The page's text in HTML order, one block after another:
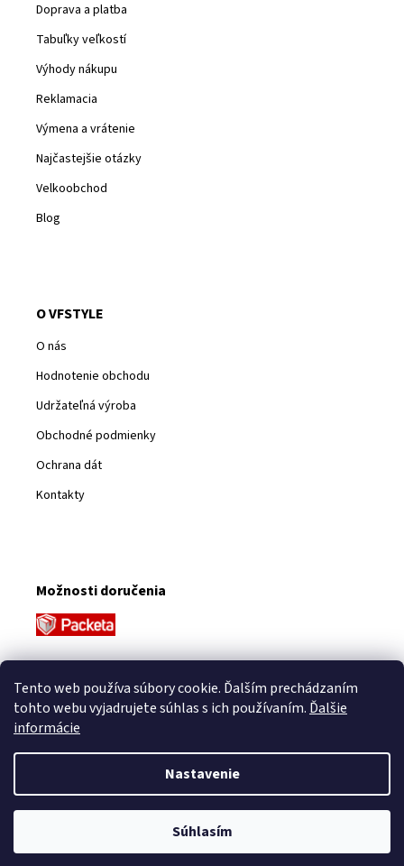
Tento web používa súbory cookie. Ďalším prechádzaním
tohto webu vyjadrujete súhlas s ich používaním. Ďalšie
informácie
Nastavenie
Súhlasím
Doprava a platba
Tabuľky veľkostí
Výhody nákupu
Reklamacia
Výmena a vrátenie
Najčastejšie otázky
Velkoobchod
Blog
O VFSTYLE
O nás
Hodnotenie obchodu
Udržateľná výroba
Obchodné podmienky
Ochrana dát
Kontakty
Možnosti doručenia
Copyright 2026VFstyle. Všetky práva vyhradené.